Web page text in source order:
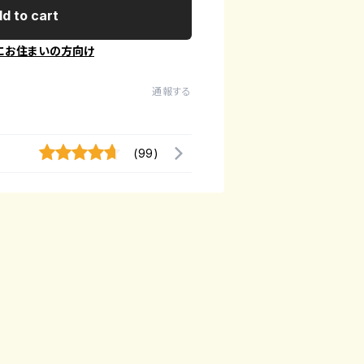
to cart
お住まいの方向け
通報する
(99)